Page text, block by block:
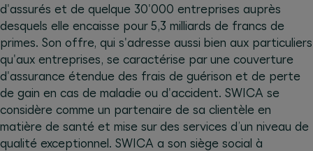
d'assurés et de quelque 30'000 entreprises auprès
desquels elle encaisse pour 5,3 milliards de francs de
primes. Son offre, qui s'adresse aussi bien aux particuliers
qu'aux entreprises, se caractérise par une couverture
d'assurance étendue des frais de guérison et de perte
de gain en cas de maladie ou d'accident. SWICA se
considère comme un partenaire de sa clientèle en
matière de santé et mise sur des services d’un niveau de
qualité exceptionnel. SWICA a son siège social à